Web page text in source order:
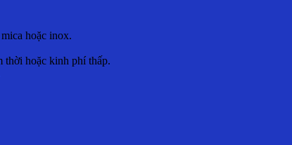
hoặc inox.
thời hoặc kinh phí thấp.